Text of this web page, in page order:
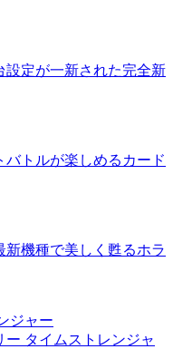
設定が一新された完全新
トルが楽しめるカード
機種で美しく甦るホラ
ジャー
ー タイムストレンジャ